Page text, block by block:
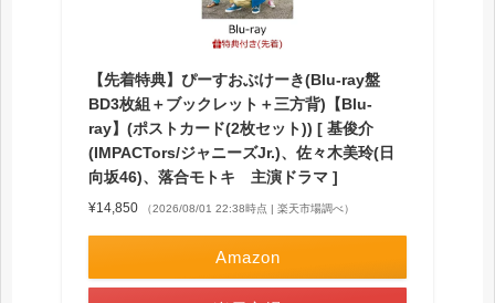
【先着特典】ぴーすおぶけーき(Blu-ray盤
BD3枚組＋ブックレット＋三方背)【Blu-
ray】(ポストカード(2枚セット)) [ 基俊介
(IMPACTors/ジャニーズJr.)、佐々木美玲(日
向坂46)、落合モトキ 主演ドラマ ]
¥14,850 （2026/08/01 22:38時点 | 楽天市場調べ）
Amazon